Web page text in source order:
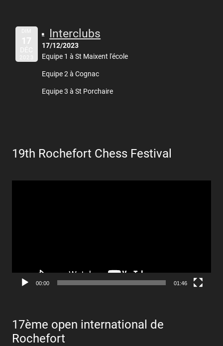
DIM
17
DÉC
2023
Interclubs
17/12/2023
Equipe 1 à St Maixent l'école
Equipe 2 à Cognac
Equipe 3 à St Porchaire
19th Rochefort Chess Festival
00:00 01:46
17ème open international de
Rochefort